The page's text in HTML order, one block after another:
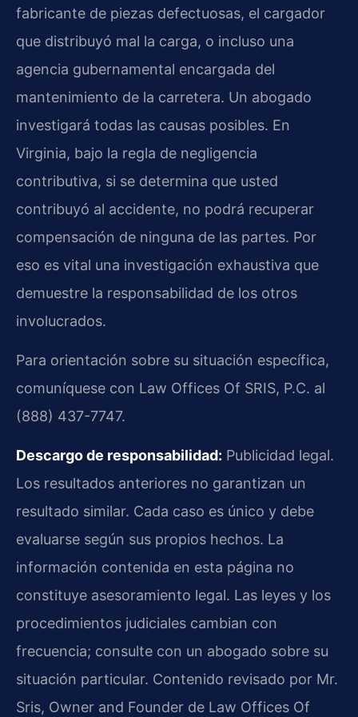
fabricante de piezas defectuosas, el cargador
que distribuyó mal la carga, o incluso una
agencia gubernamental encargada del
mantenimiento de la carretera. Un abogado
investigará todas las causas posibles. En
Virginia, bajo la regla de negligencia
contributiva, si se determina que usted
contribuyó al accidente, no podrá recuperar
compensación de ninguna de las partes. Por
eso es vital una investigación exhaustiva que
demuestre la responsabilidad de los otros
involucrados.
Para orientación sobre su situación específica,
comuníquese con Law Offices Of SRIS, P.C. al
(888) 437-7747.
Descargo de responsabilidad: Publicidad legal.
Los resultados anteriores no garantizan un
resultado similar. Cada caso es único y debe
evaluarse según sus propios hechos. La
información contenida en esta página no
constituye asesoramiento legal. Las leyes y los
procedimientos judiciales cambian con
frecuencia; consulte con un abogado sobre su
situación particular. Contenido revisado por Mr.
Sris, Owner and Founder de Law Offices Of